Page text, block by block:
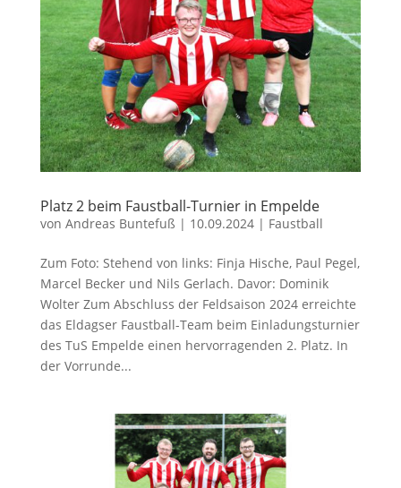
Platz 2 beim Faustball-Turnier in Empelde
von Andreas Buntefuß | 10.09.2024| Faustball
Zum Foto: Stehend von links: Finja Hische, Paul Pegel,
Marcel Becker und Nils Gerlach. Davor: Dominik
Wolter Zum Abschluss der Feldsaison 2024 erreichte
das Eldagser Faustball-Team beim Einladungsturnier
des TuS Empelde einen hervorragenden 2. Platz. In
der Vorrunde...